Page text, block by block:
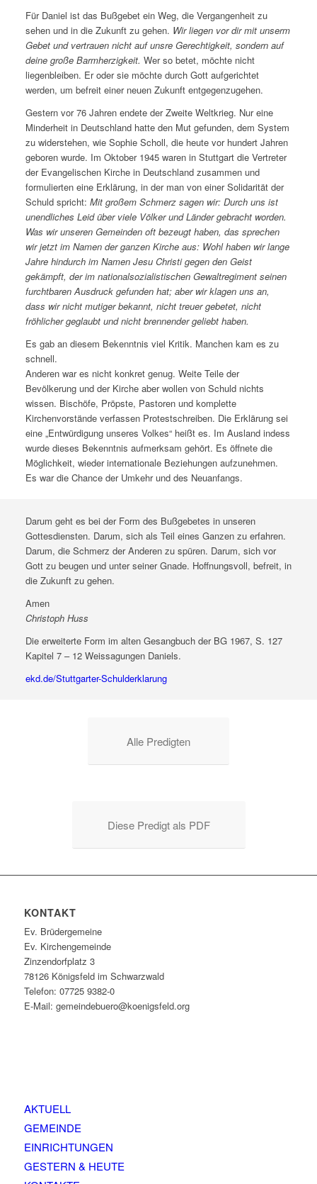
Für Daniel ist das Bußgebet ein Weg, die Vergangenheit zu
sehen und in die Zukunft zu gehen. Wir liegen vor dir mit unserm
Gebet und vertrauen nicht auf unsre Gerechtigkeit, sondern auf
deine große Barmherzigkeit. Wer so betet, möchte nicht
liegenbleiben. Er oder sie möchte durch Gott aufgerichtet
werden, um befreit einer neuen Zukunft entgegenzugehen.
Gestern vor 76 Jahren endete der Zweite Weltkrieg. Nur eine
Minderheit in Deutschland hatte den Mut gefunden, dem System
zu widerstehen, wie Sophie Scholl, die heute vor hundert Jahren
geboren wurde. Im Oktober 1945 waren in Stuttgart die Vertreter
der Evangelischen Kirche in Deutschland zusammen und
formulierten eine Erklärung, in der man von einer Solidarität der
Schuld spricht: Mit großem Schmerz sagen wir: Durch uns ist
unendliches Leid über viele Völker und Länder gebracht worden.
Was wir unseren Gemeinden oft bezeugt haben, das sprechen
wir jetzt im Namen der ganzen Kirche aus: Wohl haben wir lange
Jahre hindurch im Namen Jesu Christi gegen den Geist
gekämpft, der im nationalsozialistischen Gewaltregiment seinen
furchtbaren Ausdruck gefunden hat; aber wir klagen uns an,
dass wir nicht mutiger bekannt, nicht treuer gebetet, nicht
fröhlicher geglaubt und nicht brennender geliebt haben.
Es gab an diesem Bekenntnis viel Kritik. Manchen kam es zu
schnell.
Anderen war es nicht konkret genug. Weite Teile der
Bevölkerung und der Kirche aber wollen von Schuld nichts
wissen. Bischöfe, Pröpste, Pastoren und komplette
Kirchenvorstände verfassen Protestschreiben. Die Erklärung sei
eine „Entwürdigung unseres Volkes“ heißt es. Im Ausland indess
wurde dieses Bekenntnis aufmerksam gehört. Es öffnete die
Möglichkeit, wieder internationale Beziehungen aufzunehmen.
Es war die Chance der Umkehr und des Neuanfangs.
Darum geht es bei der Form des Bußgebetes in unseren
Gottesdiensten. Darum, sich als Teil eines Ganzen zu erfahren.
Darum, die Schmerz der Anderen zu spüren. Darum, sich vor
Gott zu beugen und unter seiner Gnade. Hoffnungsvoll, befreit, in
die Zukunft zu gehen.
Amen
Christoph Huss
Die erweiterte Form im alten Gesangbuch der BG 1967, S. 127
Kapitel 7 – 12 Weissagungen Daniels.
ekd.de/Stuttgarter-Schulderklarung
Alle Predigten
Diese Predigt als PDF
KONTAKT
Ev. Brüdergemeine
Ev. Kirchengemeinde
Zinzendorfplatz 3
78126 Königsfeld im Schwarzwald
Telefon: 07725 9382-0
E-Mail: gemeindebuero@koenigsfeld.org
AKTUELL
GEMEINDE
EINRICHTUNGEN
GESTERN & HEUTE